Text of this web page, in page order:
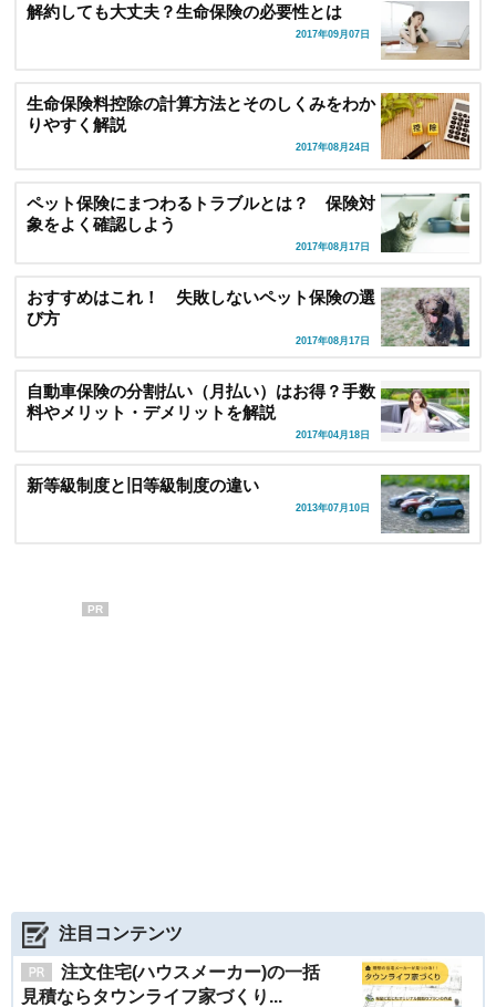
解約しても大丈夫？生命保険の必要性とは
2017年09月07日
生命保険料控除の計算方法とそのしくみをわか
りやすく解説
2017年08月24日
ペット保険にまつわるトラブルとは？ 保険対
象をよく確認しよう
2017年08月17日
おすすめはこれ！ 失敗しないペット保険の選
び方
2017年08月17日
自動車保険の分割払い（月払い）はお得？手数
料やメリット・デメリットを解説
2017年04月18日
新等級制度と旧等級制度の違い
2013年07月10日
PR
注目コンテンツ
注文住宅(ハウスメーカー)の一括
見積ならタウンライフ家づくり...